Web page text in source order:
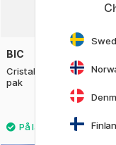
BIC
Cristal Multicolor
pak